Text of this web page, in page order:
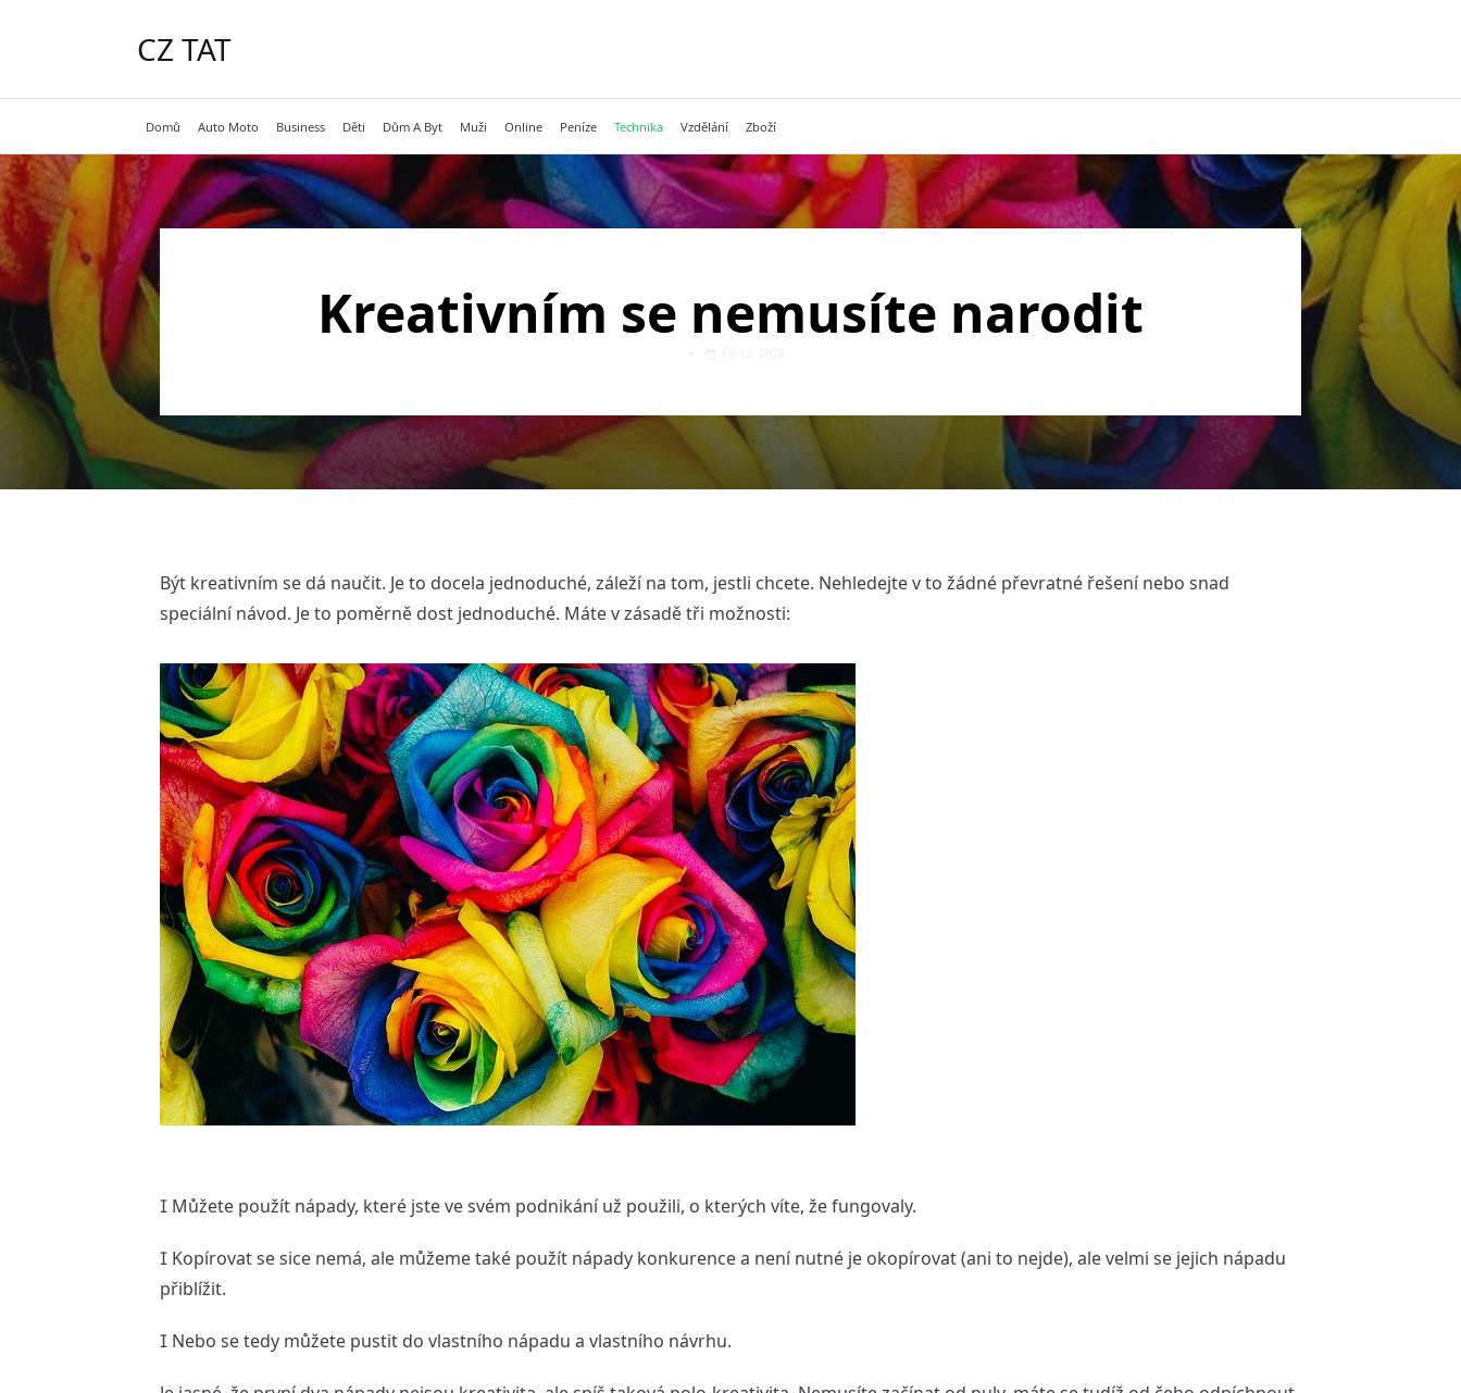
CZ TAT
Domů Auto Moto Business Děti Dům A Byt Muži Online Peníze Technika Vzdělání Zboží
Kreativním se nemusíte narodit
Být kreativním se dá naučit. Je to docela jednoduché, záleží na tom, jestli chcete. Nehledejte v to žádné převratné řešení nebo snad
speciální návod. Je to poměrně dost jednoduché. Máte v zásadě tři možnosti:
 Můžete použít nápady, které jste ve svém podnikání už použili, o kterých víte, že fungovaly.
 Kopírovat se sice nemá, ale můžeme také použít nápady konkurence a není nutné je okopírovat (ani to nejde), ale velmi se jejich nápadu
přiblížit.
 Nebo se tedy můžete pustit do vlastního nápadu a vlastního návrhu.